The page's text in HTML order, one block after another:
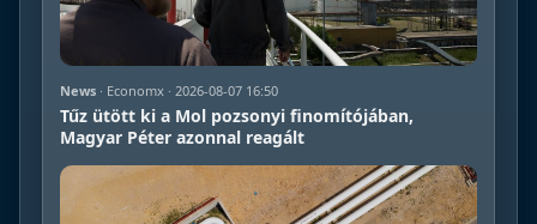
News · Economx · 2026-08-07 16:50
Tűz ütött ki a Mol pozsonyi finomítójában,
Magyar Péter azonnal reagált